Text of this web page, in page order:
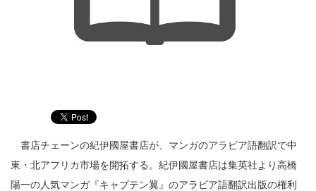
書店チェーンの紀伊國屋書店が、マンガのアラビア語翻訳で中
東・北アフリカ市場を開拓する。紀伊國屋書店は集英社より高橋
陽一の人気マンガ『キャプテン翼』のアラビア語翻訳出版の権利